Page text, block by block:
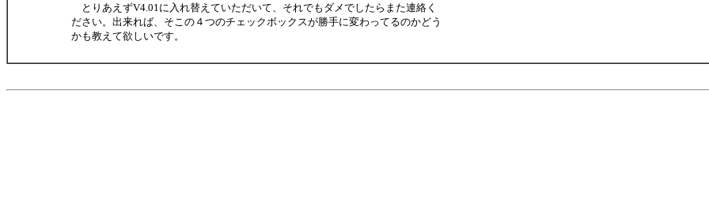
とりあえずV4.01に入れ替えていただいて、それでもダメでしたらまた連絡く
ださい。出来れば、そこの４つのチェックボックスが勝手に変わってるのかどう
かも教えて欲しいです。